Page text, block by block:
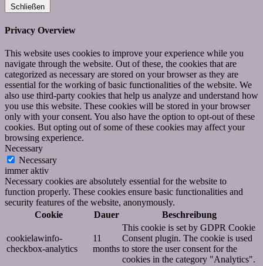
Schließen
Privacy Overview
This website uses cookies to improve your experience while you
navigate through the website. Out of these, the cookies that are
categorized as necessary are stored on your browser as they are
essential for the working of basic functionalities of the website. We
also use third-party cookies that help us analyze and understand how
you use this website. These cookies will be stored in your browser
only with your consent. You also have the option to opt-out of these
cookies. But opting out of some of these cookies may affect your
browsing experience.
Necessary
Necessary
immer aktiv
Necessary cookies are absolutely essential for the website to
function properly. These cookies ensure basic functionalities and
security features of the website, anonymously.
Cookie
Dauer Beschreibung
cookielawinfo-
checkbox-analytics
11
months
This cookie is set by GDPR Cookie
Consent plugin. The cookie is used
to store the user consent for the
cookies in the category "Analytics".